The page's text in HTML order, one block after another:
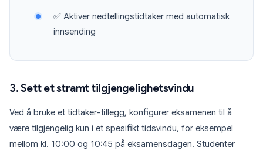
✅ Aktiver nedtellingstidtaker med automatisk
innsending
3. Sett et stramt tilgjengelighetsvindu
Ved å bruke et tidtaker-tillegg, konfigurer eksamenen til å
være tilgjengelig kun i et spesifikt tidsvindu, for eksempel
mellom kl. 10:00 og 10:45 på eksamensdagen. Studenter